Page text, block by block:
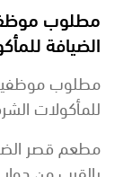
مطلوب
الضيافة
مطلوب
للمأكولات
مطعم قصر